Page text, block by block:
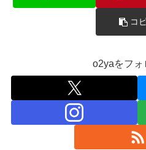
コ
o2yaをフォ